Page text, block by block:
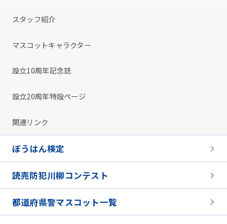
スタッフ紹介
マスコットキャラクター
設立10周年記念誌
設立20周年特設ページ
関連リンク
ぼうはん検定
読売防犯川柳コンテスト
都道府県警マスコット一覧